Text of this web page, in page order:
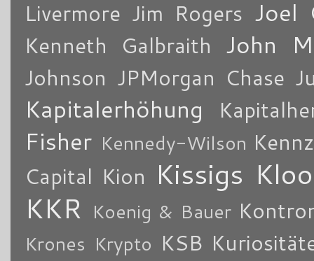
Livermore Jim Rogers Joel
Kenneth Galbraith John
Johnson JPMorgan Chase
Kapitalerhöhung
Fisher Kennedy-Wilson
Capital Kion Kissigs
KKR Koenig & Bauer
Krones Krypto KSB